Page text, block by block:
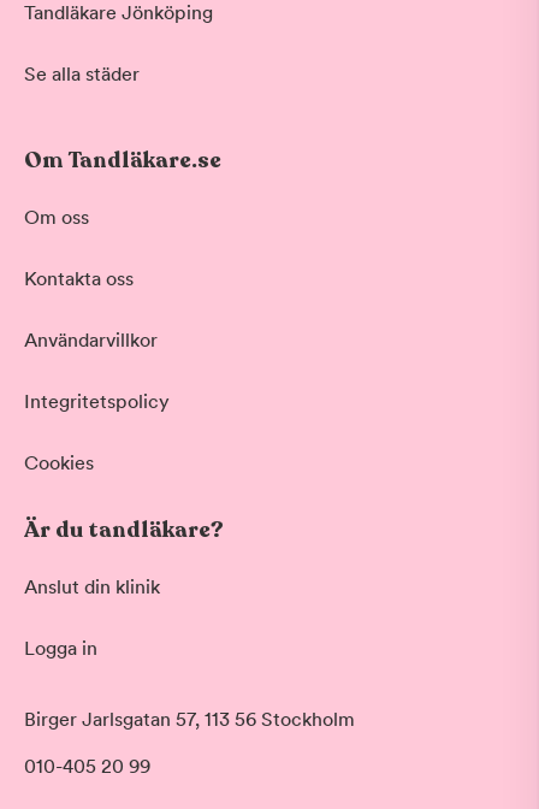
Tandläkare Jönköping
Se alla städer
Om Tandläkare.se
Om oss
Kontakta oss
Användarvillkor
Integritetspolicy
Cookies
Är du tandläkare?
Anslut din klinik
Logga in
Birger Jarlsgatan 57, 113 56 Stockholm
010-405 20 99